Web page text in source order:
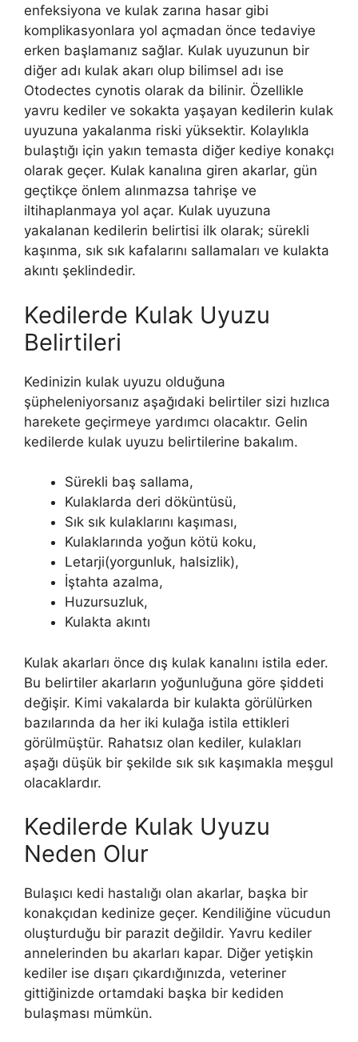
enfeksiyona ve kulak zarına hasar gibi
komplikasyonlara yol açmadan önce tedaviye
erken başlamanız sağlar. Kulak uyuzunun bir
diğer adı kulak akarı olup bilimsel adı ise
Otodectes cynotis olarak da bilinir. Özellikle
yavru kediler ve sokakta yaşayan kedilerin kulak
uyuzuna yakalanma riski yüksektir. Kolaylıkla
bulaştığı için yakın temasta diğer kediye konakçı
olarak geçer. Kulak kanalına giren akarlar, gün
geçtikçe önlem alınmazsa tahrişe ve
iltihaplanmaya yol açar. Kulak uyuzuna
yakalanan kedilerin belirtisi ilk olarak; sürekli
kaşınma, sık sık kafalarını sallamaları ve kulakta
akıntı şeklindedir.
Kedilerde Kulak Uyuzu
Belirtileri
Kedinizin kulak uyuzu olduğuna
şüpheleniyorsanız aşağıdaki belirtiler sizi hızlıca
harekete geçirmeye yardımcı olacaktır. Gelin
kedilerde kulak uyuzu belirtilerine bakalım.
Sürekli baş sallama,
Kulaklarda deri döküntüsü,
Sık sık kulaklarını kaşıması,
Kulaklarında yoğun kötü koku,
Letarji(yorgunluk, halsizlik),
İştahta azalma,
Huzursuzluk,
Kulakta akıntı
Kulak akarları önce dış kulak kanalını istila eder.
Bu belirtiler akarların yoğunluğuna göre şiddeti
değişir. Kimi vakalarda bir kulakta görülürken
bazılarında da her iki kulağa istila ettikleri
görülmüştür. Rahatsız olan kediler, kulakları
aşağı düşük bir şekilde sık sık kaşımakla meşgul
olacaklardır.
Kedilerde Kulak Uyuzu
Neden Olur
Bulaşıcı kedi hastalığı olan akarlar, başka bir
konakçıdan kedinize geçer. Kendiliğine vücudun
oluşturduğu bir parazit değildir. Yavru kediler
annelerinden bu akarları kapar. Diğer yetişkin
kediler ise dışarı çıkardığınızda, veteriner
gittiğinizde ortamdaki başka bir kediden
bulaşması mümkün.